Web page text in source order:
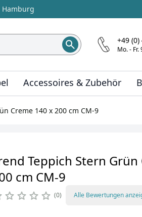
Hamburg
+49
Mo. -
Accessoires & Zubehör
Creme 140 x 200 cm CM-9
Teppich Stern Grün
cm CM-9
0 Alle Bewertungen